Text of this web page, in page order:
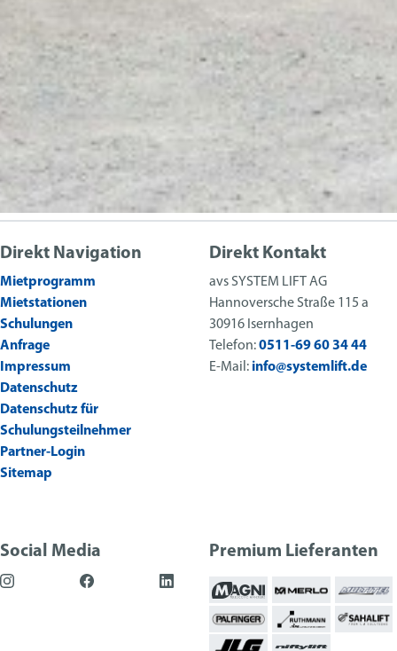
Direkt Navigation
Mietprogramm
Mietstationen
Schulungen
Anfrage
Impressum
Datenschutz
Datenschutz für
Schulungsteilnehmer
Partner-Login
Sitemap
Direkt Kontakt
avs SYSTEM LIFT AG
Hannoversche Straße 115 a
30916 Isernhagen
Telefon:0511-69 60 34 44
E-Mail: info@systemlift.de
Social Media Premium Lieferanten